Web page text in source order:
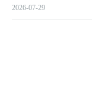
2026-07-29